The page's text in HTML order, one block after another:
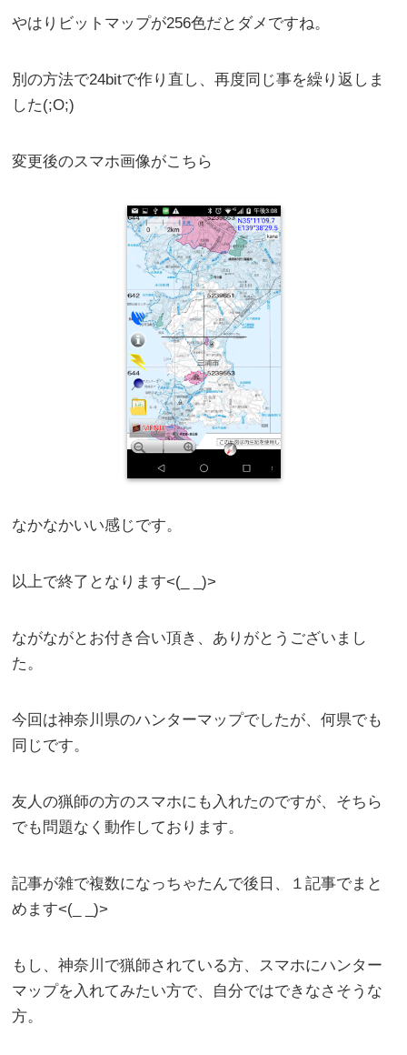
やはりビットマップが256色だとダメですね。
別の方法で24bitで作り直し、再度同じ事を繰り返しま
した(;O;)
変更後のスマホ画像がこちら
なかなかいい感じです。
以上で終了となります<(_ _)>
ながながとお付き合い頂き、ありがとうございまし
た。
今回は神奈川県のハンターマップでしたが、何県でも
同じです。
友人の猟師の方のスマホにも入れたのですが、そちら
でも問題なく動作しております。
記事が雑で複数になっちゃたんで後日、１記事でまと
めます<(_ _)>
もし、神奈川で猟師されている方、スマホにハンター
マップを入れてみたい方で、自分ではできなさそうな
方。